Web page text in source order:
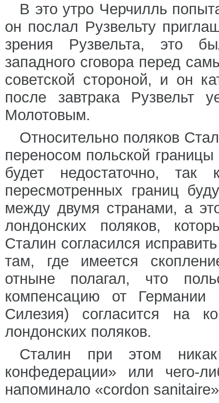
В это утро Черчилль
он послал Рузвельту
зрения Рузвельта, это
западного сговора перед
советской стороной, и он
после завтрака Рузвельт
Молотовым.
Относительно поляков
переносом польской
будет недостаточно, так
пересмотренных границ
между двумя странами, а
лондонских поляков,
Сталин согласился
там, где имеется
отныне полагал, что
компенсацию от
Силезия) согласится на
лондонских поляков.
Сталин при этом
конфедерации» или
напоминало «cordon